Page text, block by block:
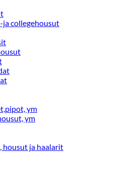
collegehousut
ym
ym
housut ja haalarit